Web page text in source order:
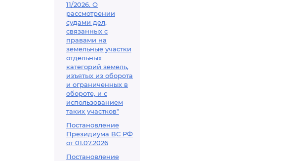
11/2026. О
рассмотрении
судами дел,
связанных с
правами на
земельные участки
отдельных
категорий земель,
изъятых из оборота
и ограниченных в
обороте, и с
использованием
таких участков"
Постановление
Президиума ВС РФ
от 01.07.2026
Постановление